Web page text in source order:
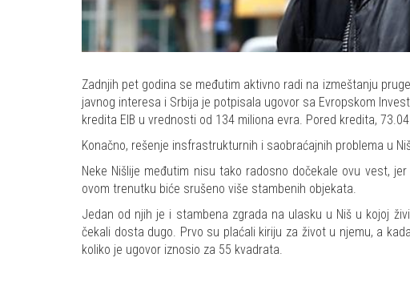
Zadnjih pet godina se međutim aktivno radi na izmeštanju
javnog interesa i Srbija je potpisala ugovor sa Evropskom
kredita EIB u vrednosti od 134 miliona evra. Pored kredita,
Konačno, rešenje insfrastrukturnih i saobraćajnih problema u
Neke Nišlije međutim nisu tako radosno dočekale ovu vest,
ovom trenutku biće srušeno više stambenih objekata.
Jedan od njih je i stambena zgrada na ulasku u Niš u kojoj
čekali dosta dugo. Prvo su plaćali kiriju za život u njemu, a
koliko je ugovor iznosio za 55 kvadrata.